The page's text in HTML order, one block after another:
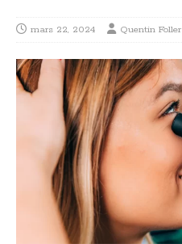
mars 22, 2024 Quentin Foller